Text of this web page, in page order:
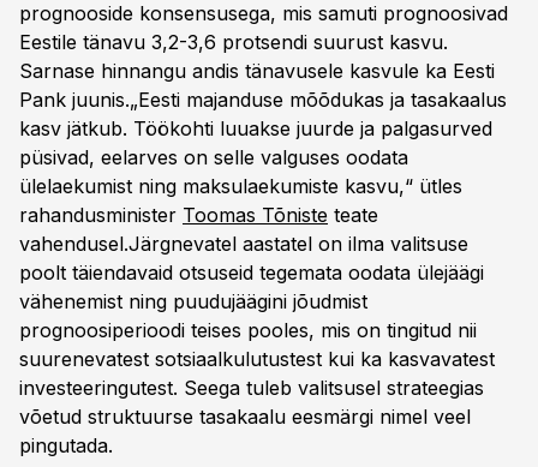
prognooside konsensusega, mis samuti prognoosivad
Eestile tänavu 3,2-3,6 protsendi suurust kasvu.
Sarnase hinnangu andis tänavusele kasvule ka Eesti
Pank juunis.„Eesti majanduse mõõdukas ja tasakaalus
kasv jätkub. Töökohti luuakse juurde ja palgasurved
püsivad, eelarves on selle valguses oodata
ülelaekumist ning maksulaekumiste kasvu,“ ütles
rahandusminister Toomas Tõniste teate
vahendusel.Järgnevatel aastatel on ilma valitsuse
poolt täiendavaid otsuseid tegemata oodata ülejäägi
vähenemist ning puudujäägini jõudmist
prognoosiperioodi teises pooles, mis on tingitud nii
suurenevatest sotsiaalkulutustest kui ka kasvavatest
investeeringutest. Seega tuleb valitsusel strateegias
võetud struktuurse tasakaalu eesmärgi nimel veel
pingutada.